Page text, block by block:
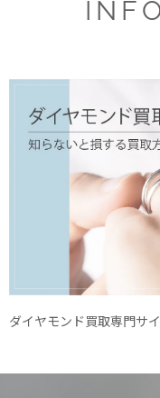
ダイヤモンド買取専門サ